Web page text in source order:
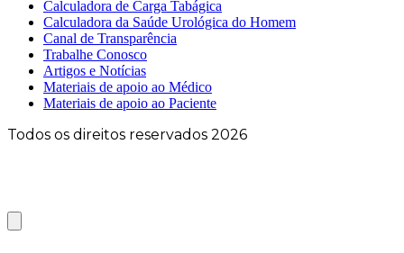
Calculadora de Carga Tabágica
Calculadora da Saúde Urológica do Homem
Canal de Transparência
Trabalhe Conosco
Artigos e Notícias
Materiais de apoio ao Médico
Materiais de apoio ao Paciente
Todos os direitos reservados 2026